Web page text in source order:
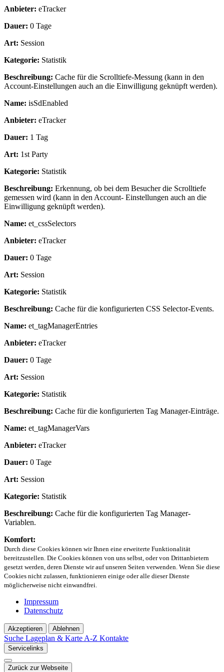
Anbieter: eTracker
Dauer: 0 Tage
Art: Session
Kategorie: Statistik
Beschreibung: Cache für die Scrolltiefe-Messung (kann in den
Account-Einstellungen auch an die Einwilligung geknüpft werden).
Name: isSdEnabled
Anbieter: eTracker
Dauer: 1 Tag
Art: 1st Party
Kategorie: Statistik
Beschreibung: Erkennung, ob bei dem Besucher die Scrolltiefe
gemessen wird (kann in den Account- Einstellungen auch an die
Einwilligung geknüpft werden).
Name: et_cssSelectors
Anbieter: eTracker
Dauer: 0 Tage
Art: Session
Kategorie: Statistik
Beschreibung: Cache für die konfigurierten CSS Selector-Events.
Name: et_tagManagerEntries
Anbieter: eTracker
Dauer: 0 Tage
Art: Session
Kategorie: Statistik
Beschreibung: Cache für die konfigurierten Tag Manager-Einträge.
Name: et_tagManagerVars
Anbieter: eTracker
Dauer: 0 Tage
Art: Session
Kategorie: Statistik
Beschreibung: Cache für die konfigurierten Tag Manager-
Variablen.
Komfort:
Durch diese Cookies können wir Ihnen eine erweiterte Funktionalität
bereitzustellen. Die Cookies können von uns selbst, oder von Drittanbietern
gesetzt werden, deren Dienste wir auf unseren Seiten verwenden. Wenn Sie diese
Cookies nicht zulassen, funktionieren einige oder alle dieser Dienste
möglicherweise nicht einwandfrei.
Impressum
Datenschutz
Akzeptieren Ablehnen
Suche Lageplan & Karte A-Z Kontakte
Servicelinks
Zurück zur Webseite